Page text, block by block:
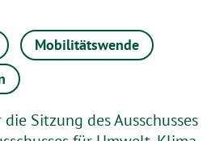
Mobilitätswende
Sitzung des Ausschusses